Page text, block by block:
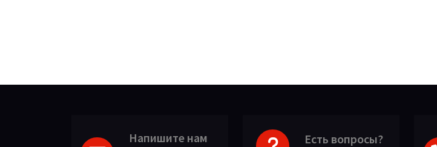
Напишите нам Есть вопросы?